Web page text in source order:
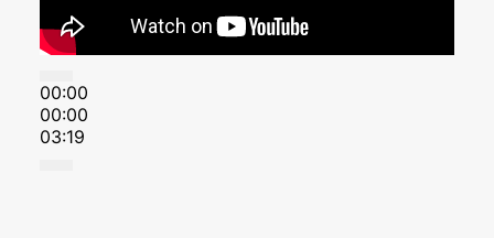
00:00
00:00
03:19